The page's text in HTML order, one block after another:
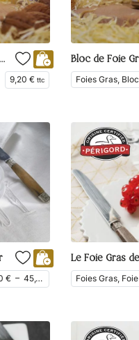
Bloc de Foie Gras de Canard du Périgord au Piment du Périgord
9,20€ ttc
€ – 45,10